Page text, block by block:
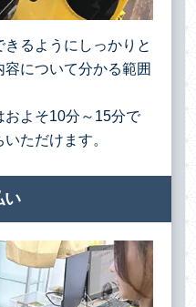
るようにしっかりと
について分かる範囲
およそ10分～15分で
ただけます。
い